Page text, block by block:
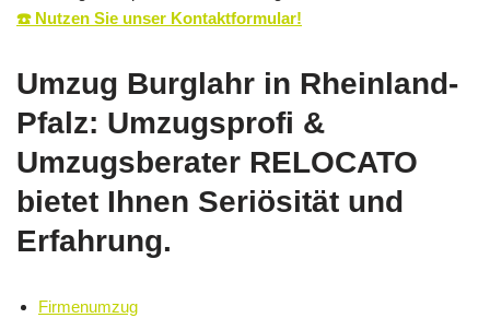
☎️ Nutzen Sie unser Kontaktformular!
Umzug Burglahr in Rheinland-
Pfalz: Umzugsprofi &
Umzugsberater RELOCATO
bietet Ihnen Seriösität und
Erfahrung.
Firmenumzug